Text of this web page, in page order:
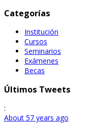
Categorías
Institución
Cursos
Seminarios
Exámenes
Becas
Últimos Tweets
:
About 57 years ago